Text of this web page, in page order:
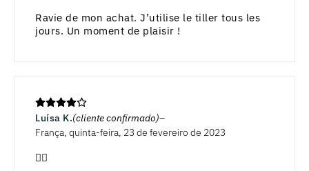
Ravie de mon achat. J’utilise le tiller tous les
jours. Un moment de plaisir !
Luísa K.(cliente confirmado)
França, quinta-feira, 23 de fevereiro de 2023
👍🏻